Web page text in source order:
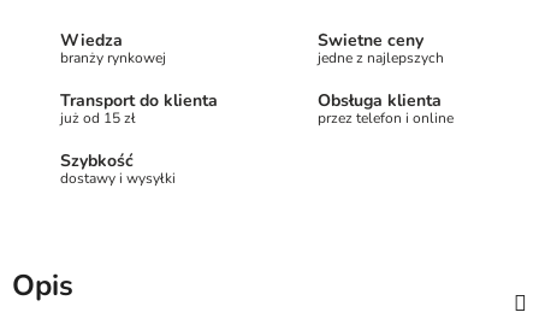
Wiedza
branży rynkowej
Świetne ceny
jedne z najlepszych
Transport do klienta
już od 15 zł
Obsługa klienta
przez telefon i online
Szybkość
dostawy i wysyłki
Opis